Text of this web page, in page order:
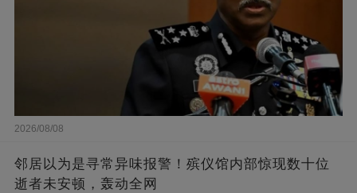
2026/08/08
邻居以为是寻常异味报警！殡仪馆内部惊现数十位
逝者未安顿，轰动全网